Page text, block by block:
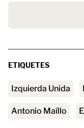
ETIQUETES
Izquierda Unida
Antonio Maíllo